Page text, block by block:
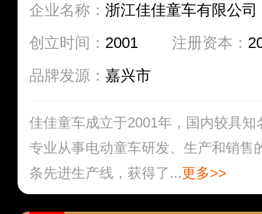
企业名称： 浙江佳佳童车有限公司
创立时间： 2001 注册资本：
品牌发源： 嘉兴市
佳佳童车成立于2001年，国内较具
专业从事电动童车研发、生产和销售
条先进生产线，获得了...更多>>